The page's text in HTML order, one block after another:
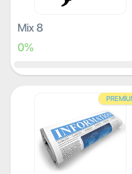
Mix 8
0%